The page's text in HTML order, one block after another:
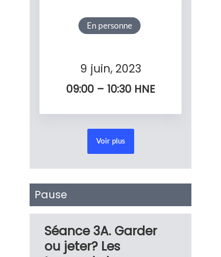
En personne
9 juin, 2023
09:00 – 10:30 HNE
Voir plus
Pause
Séance 3A. Garder
ou jeter? Les